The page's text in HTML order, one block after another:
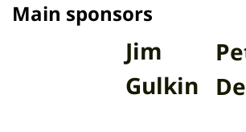
Main sponsors
Jim
Gulkin